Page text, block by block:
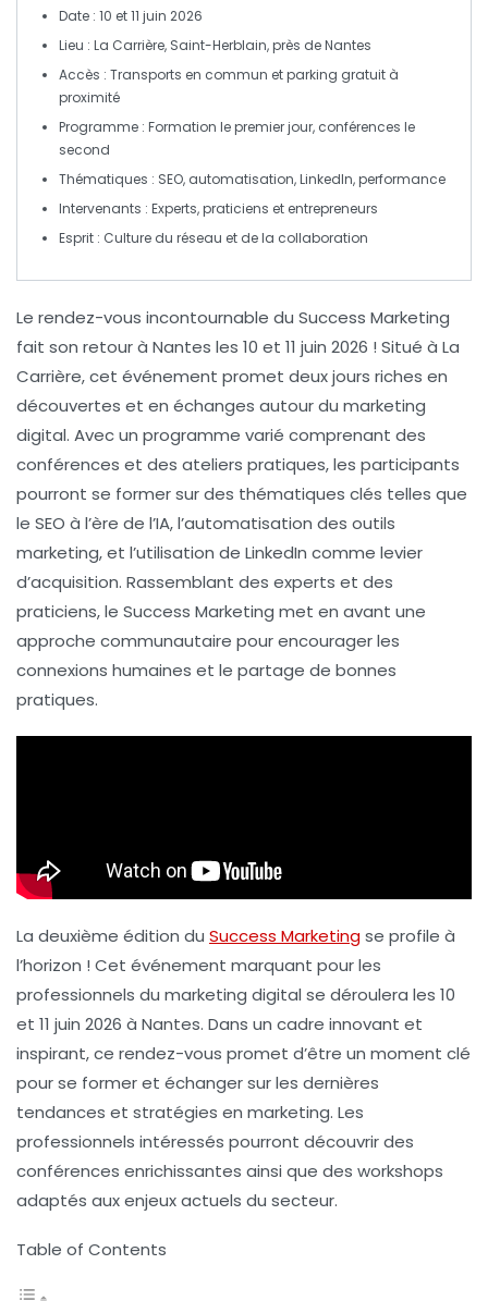
Date : 10 et 11 juin 2026
Lieu : La Carrière, Saint-Herblain, près de Nantes
Accès : Transports en commun et parking gratuit à
proximité
Programme : Formation le premier jour, conférences le
second
Thématiques : SEO, automatisation, LinkedIn, performance
Intervenants : Experts, praticiens et entrepreneurs
Esprit : Culture du réseau et de la collaboration
Le rendez-vous incontournable du Success Marketing
fait son retour à Nantes les 10 et 11 juin 2026 ! Situé à La
Carrière, cet événement promet deux jours riches en
découvertes et en échanges autour du marketing
digital. Avec un programme varié comprenant des
conférences et des ateliers pratiques, les participants
pourront se former sur des thématiques clés telles que
le SEO à l’ère de l’IA, l’automatisation des outils
marketing, et l’utilisation de LinkedIn comme levier
d’acquisition. Rassemblant des experts et des
praticiens, le Success Marketing met en avant une
approche communautaire pour encourager les
connexions humaines et le partage de bonnes
pratiques.
La deuxième édition du Success Marketingse profile à
l’horizon ! Cet événement marquant pour les
professionnels du marketing digital se déroulera les 10
et 11 juin 2026 à Nantes. Dans un cadre innovant et
inspirant, ce rendez-vous promet d’être un moment clé
pour se former et échanger sur les dernières
tendances et stratégies en marketing. Les
professionnels intéressés pourront découvrir des
conférences enrichissantes ainsi que des workshops
adaptés aux enjeux actuels du secteur.
Table of Contents